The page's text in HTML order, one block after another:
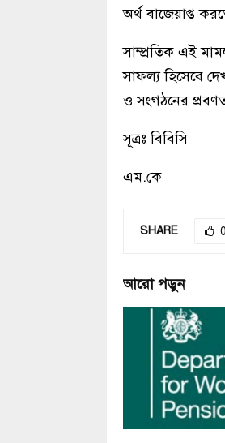
অর্থ বাজেয়াপ্ত
সাম্প্রতিক এই
সাফল্য হিসেবে
ও সংগঠনের
সূত্রঃ বিবিসি
এম.কে
SHARE 0
আরো পড়ুন